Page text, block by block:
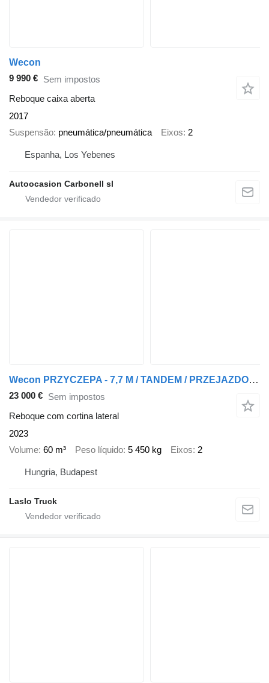
Wecon
9 990 € Sem impostos
Reboque caixa aberta
2017
Suspensão pneumática/pneumática Eixos 2
Espanha, Los Yebenes
Autoocasion Carbonell sl
Wecon PRZYCZEPA - 7,7 M / TANDEM / PRZEJAZDOWA / ZAWIESIE DOKI DO WÓZK
23 000 € Sem impostos
Reboque com cortina lateral
2023
Volume 60 m³ Peso líquido 5 450 kg Eixos 2
Hungria, Budapest
Laslo Truck